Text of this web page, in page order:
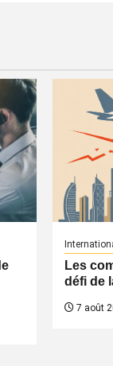
Les
défi de
7 août